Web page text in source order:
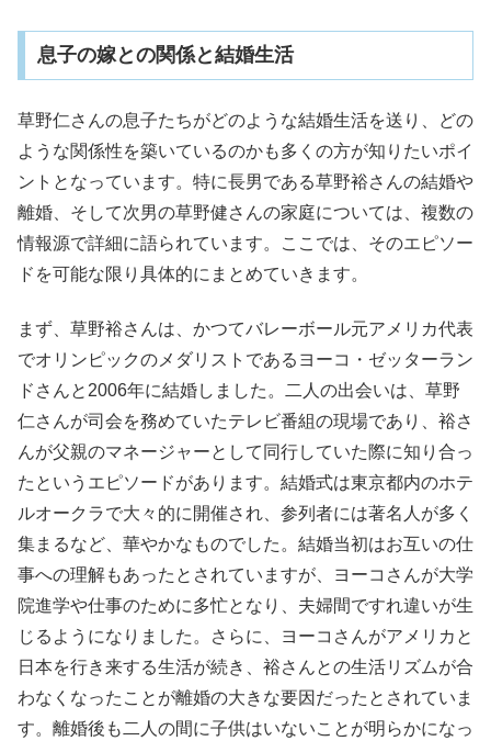
息子の嫁との関係と結婚生活
草野仁さんの息子たちがどのような結婚生活を送り、どの
ような関係性を築いているのかも多くの方が知りたいポイ
ントとなっています。特に長男である草野裕さんの結婚や
離婚、そして次男の草野健さんの家庭については、複数の
情報源で詳細に語られています。ここでは、そのエピソー
ドを可能な限り具体的にまとめていきます。
まず、草野裕さんは、かつてバレーボール元アメリカ代表
でオリンピックのメダリストであるヨーコ・ゼッターラン
ドさんと2006年に結婚しました。二人の出会いは、草野
仁さんが司会を務めていたテレビ番組の現場であり、裕さ
んが父親のマネージャーとして同行していた際に知り合っ
たというエピソードがあります。結婚式は東京都内のホテ
ルオークラで大々的に開催され、参列者には著名人が多く
集まるなど、華やかなものでした。結婚当初はお互いの仕
事への理解もあったとされていますが、ヨーコさんが大学
院進学や仕事のために多忙となり、夫婦間ですれ違いが生
じるようになりました。さらに、ヨーコさんがアメリカと
日本を行き来する生活が続き、裕さんとの生活リズムが合
わなくなったことが離婚の大きな要因だったとされていま
す。離婚後も二人の間に子供はいないことが明らかになっ